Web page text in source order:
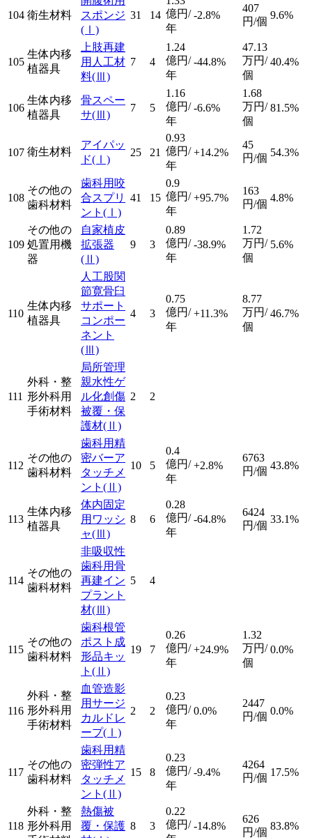
104 衛生材料
スポンジ
(Ⅰ)
31 14 億円/
年
-2.8%
407
円/個
9.6%
105
生体内移
植器具
上肢再建
用人工材
料(Ⅲ)
7 4
1.24
億円/
年
-44.8%
47.13
万円/
個
40.4%
106
生体内移
植器具
骨スペー
サ(Ⅲ)
7 5
1.16
億円/
年
-6.6%
1.68
万円/
個
81.5%
107 衛生材料
アイパッ
ド(Ⅰ)
25 21
0.93
億円/
年
+14.2%
45
円/個 54.3%
108
その他の
歯科材料
歯科用咬
合スプリ
ント (Ⅰ)
41 15
0.9
億円/
年
+95.7%
163
円/個
4.8%
109
その他の
処置用機
器
自家植皮
拡張器
(Ⅱ)
9 3
0.89
億円/
年
-38.9%
1.72
万円/
個
5.6%
110
生体内移
植器具
人工股関
節寛骨臼
サポート
コンポー
ネント
(Ⅲ)
4 3
0.75
億円/
年
+11.3%
8.77
万円/
個
46.7%
111
外科・整
形外科用
手術材料
局所管理
親水性ゲ
ル化創傷
被覆・保
護材(Ⅱ)
2 2
112
その他の
歯科材料
歯科用精
密バーア
タッチメ
ント (Ⅱ)
10 5
0.4
億円/
年
+2.8%
6763
円/個 43.8%
113
生体内移
植器具
体内固定
用ワッシ
ャ(Ⅲ)
8 6
0.28
億円/
年
-64.8%
6424
円/個
33.1%
114
その他の
歯科材料
非吸収性
歯科用骨
再建イン
プラント
材(Ⅲ)
5 4
115
その他の
歯科材料
歯科根管
ポスト成
形品キッ
ト (Ⅱ)
19 7
0.26
億円/
年
+24.9%
1.32
万円/
個
0.0%
116
外科・整
形外科用
手術材料
血管造影
用サージ
カルドレ
ープ(Ⅰ)
2 2
0.23
億円/
年
0.0%
2447
円/個 0.0%
117
その他の
歯科材料
歯科用精
密弾性ア
タッチメ
ント (Ⅱ)
15 8
0.23
億円/
年
-9.4%
4264
円/個 17.5%
118
外科・整
形外科用
熱傷被
覆・保護 8 3
0.22
億円/ -14.8%
626
円/個
83.8%